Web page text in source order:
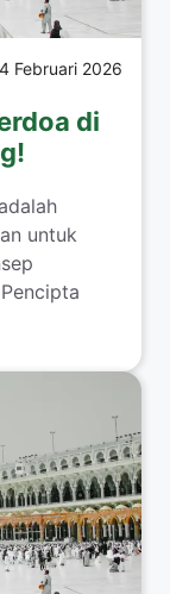
4 Februari 2026
di
untuk